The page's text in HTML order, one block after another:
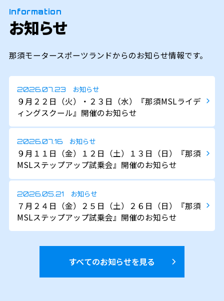
Information
お知らせ
那須モータースポーツランドからのお知らせ情報です。
2026.07.23 お知らせ
９月２２日（火）・２３日（水）『那須MSLライデ
ィングスクール』開催のお知らせ
2026.07.16 お知らせ
９月１１日（金）１２日（土）１３日（日）『那須
MSLステップアップ試乗会』開催のお知らせ
2026.05.21 お知らせ
７月２４日（金）２５日（土）２６日（日）『那須
MSLステップアップ試乗会』開催のお知らせ
すべてのお知らせを見る